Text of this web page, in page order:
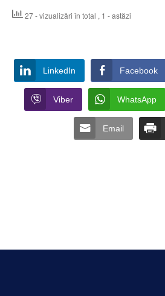
27 - vizualizări în total , 1 - astăzi
LinkedIn Facebook
Viber WhatsApp
Email